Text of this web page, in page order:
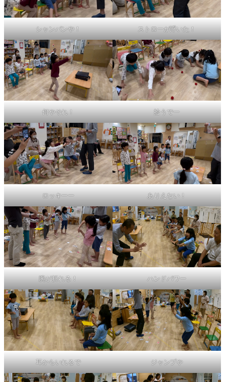
シャンパンや！ ストローが浮いた！
何やそれ！ 拾うでー
ロッキーー ありえない！
腕が折れる！ ハンドパワー
耳からいれるで ジャンプや